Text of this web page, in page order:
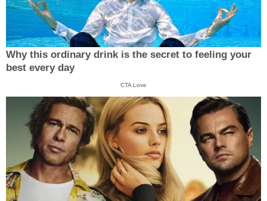
Why this ordinary drink is the secret to feeling your
best every day
CTA Love